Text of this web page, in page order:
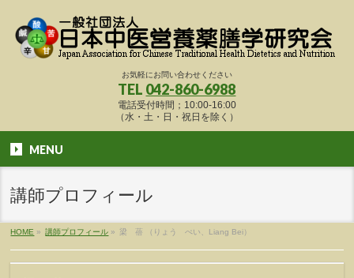
お気軽にお問い合わせください
TEL 042-860-6988
電話受付時間；10:00-16:00
（水・土・日・祝日を除く）
MENU
講師プロフィール
HOME » 講師プロフィール » 梁 蓓 （りょう ぺい、Liang Bei）